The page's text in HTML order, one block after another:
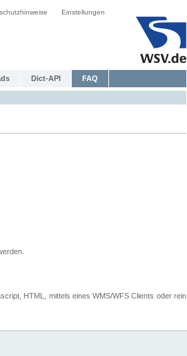
Einstellungen
Dict-API FAQ
HTML, mittels eines WMS/WFS Clients oder rein